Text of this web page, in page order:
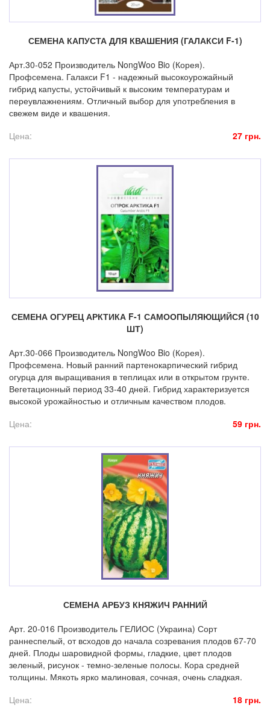
СЕМЕНА КАПУСТА ДЛЯ КВАШЕНИЯ (ГАЛАКСИ F-1)
Арт.30-052 Производитель NongWoo Bio (Корея).
Профсемена. Галакси F1 - надежный высокоурожайный
гибрид капусты, устойчивый к высоким температурам и
переувлажнениям. Отличный выбор для употребления в
свежем виде и квашения.
Цена:
27 грн.
СЕМЕНА ОГУРЕЦ АРКТИКА F-1 САМООПЫЛЯЮЩИЙСЯ (10
ШТ)
Арт.30-066 Производитель NongWoo Bio (Корея).
Профсемена. Новый ранний партенокарпический гибрид
огурца для выращивания в теплицах или в открытом грунте.
Вегетационный период 33-40 дней. Гибрид характеризуется
высокой урожайностью и отличным качеством плодов.
Цена:
59 грн.
СЕМЕНА АРБУЗ КНЯЖИЧ РАННИЙ
Арт. 20-016 Производитель ГЕЛИОС (Украина) Сорт
раннеспелый, от всходов до начала созревания плодов 67-70
дней. Плоды шаровидной формы, гладкие, цвет плодов
зеленый, рисунок - темно-зеленые полосы. Кора средней
толщины. Мякоть ярко малиновая, сочная, очень сладкая.
Цена:
18 грн.